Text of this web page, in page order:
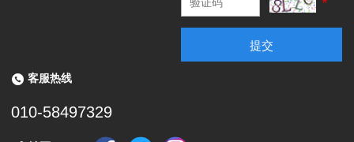
提交
客服热线
010-58497329